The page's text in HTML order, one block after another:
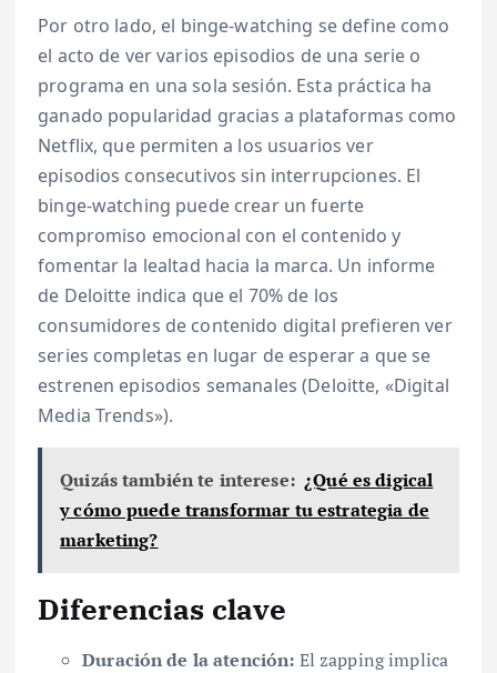
Por otro lado, el binge-watching se define como
el acto de ver varios episodios de una serie o
programa en una sola sesión. Esta práctica ha
ganado popularidad gracias a plataformas como
Netflix, que permiten a los usuarios ver
episodios consecutivos sin interrupciones. El
binge-watching puede crear un fuerte
compromiso emocional con el contenido y
fomentar la lealtad hacia la marca. Un informe
de Deloitte indica que el 70% de los
consumidores de contenido digital prefieren ver
series completas en lugar de esperar a que se
estrenen episodios semanales (Deloitte, «Digital
Media Trends»).
Quizás también te interese: ¿Qué es digical
y cómo puede transformar tu estrategia de
marketing?
Diferencias clave
Duración de la atención: El zapping implica